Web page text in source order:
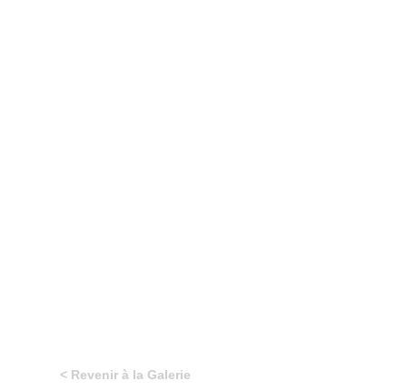
< Revenir à la Galerie